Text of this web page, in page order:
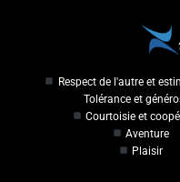
Respect de l'autre et
Tolérance et
Courtoisie et
Aventure
Plaisir